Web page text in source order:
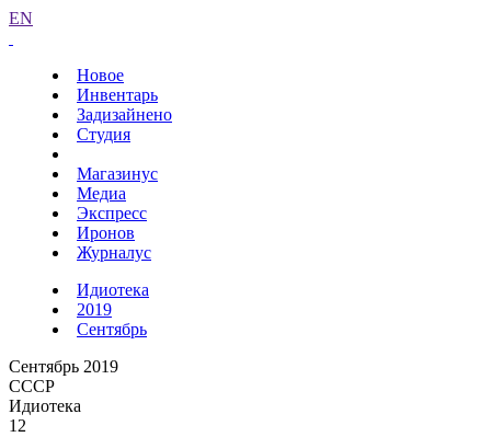
EN
Новое
Инвентарь
Задизайнено
Студия
Магазинус
Медиа
Экспресс
Иронов
Журналус
Идиотека
2019
Сентябрь
Сентябрь 2019
СССР
Идиотека
12